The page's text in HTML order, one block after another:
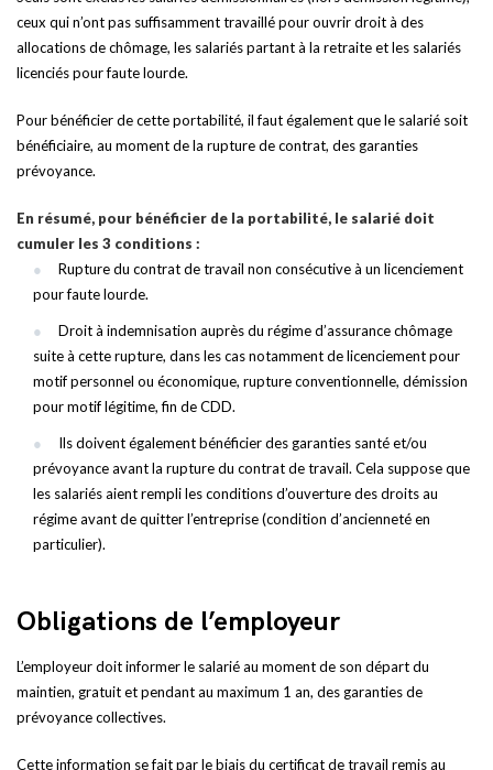
ceux qui n’ont pas suffisamment travaillé pour ouvrir droit à des
allocations de chômage, les salariés partant à la retraite et les salariés
licenciés pour faute lourde.
Pour bénéficier de cette portabilité, il faut également que le salarié soit
bénéficiaire, au moment de la rupture de contrat, des garanties
prévoyance.
En résumé, pour bénéficier de la portabilité, le salarié doit
cumuler les 3 conditions :
Rupture du contrat de travail non consécutive à un licenciement
pour faute lourde.
Droit à indemnisation auprès du régime d’assurance chômage
suite à cette rupture, dans les cas notamment de licenciement pour
motif personnel ou économique, rupture conventionnelle, démission
pour motif légitime, fin de CDD.
Ils doivent également bénéficier des garanties santé et/ou
prévoyance avant la rupture du contrat de travail. Cela suppose que
les salariés aient rempli les conditions d’ouverture des droits au
régime avant de quitter l’entreprise (condition d’ancienneté en
particulier).
Obligations de l’employeur
L’employeur doit informer le salarié au moment de son départ du
maintien, gratuit et pendant au maximum 1 an, des garanties de
prévoyance collectives.
Cette information se fait par le biais du certificat de travail remis au